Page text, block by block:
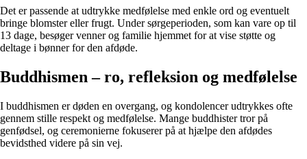
Det er passende at udtrykke medfølelse med enkle ord og eventuelt
bringe blomster eller frugt. Under sørgeperioden, som kan vare op til
13 dage, besøger venner og familie hjemmet for at vise støtte og
deltage i bønner for den afdøde.
Buddhismen – ro, refleksion og medfølelse
I buddhismen er døden en overgang, og kondolencer udtrykkes ofte
gennem stille respekt og medfølelse. Mange buddhister tror på
genfødsel, og ceremonierne fokuserer på at hjælpe den afdødes
bevidsthed videre på sin vej.